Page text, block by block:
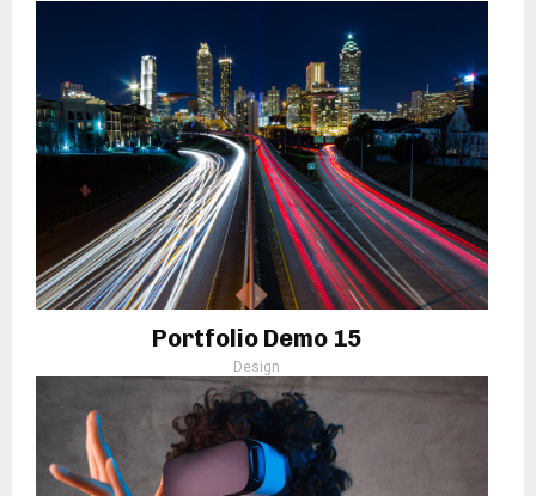
Portfolio Demo 15
Design